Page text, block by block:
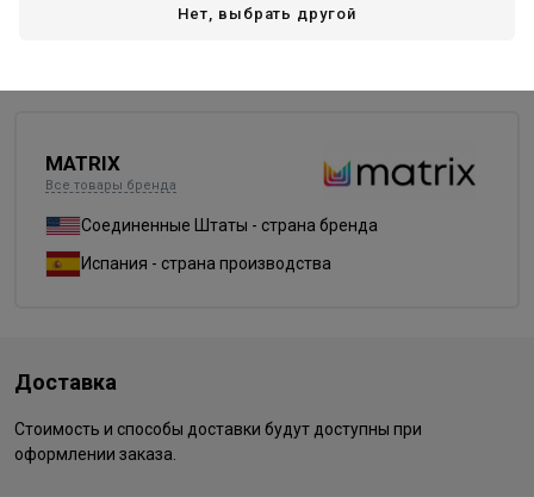
MATRIX
Все товары бренда
Соединенные Штаты - страна бренда
Испания - страна производства
Доставка
Стоимость и способы доставки будут доступны при
оформлении заказа.
Нет, выбрать другой